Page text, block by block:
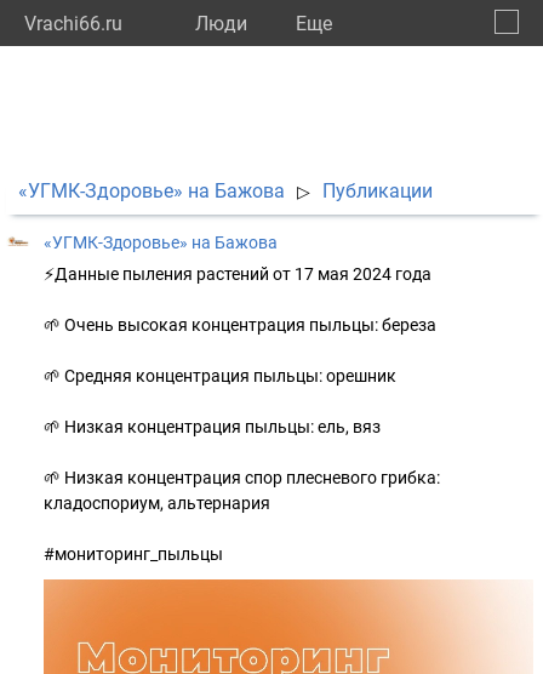
Vrachi66.ru Люди Eще
«УГМК-Здоровье» на Бажова ▷ Публикации
«УГМК-Здоровье» на Бажова
⚡️Данные пыления растений от 17 мая 2024 года
🌱 Очень высокая концентрация пыльцы: береза
🌱 Средняя концентрация пыльцы: орешник
🌱 Низкая концентрация пыльцы: ель, вяз
🌱 Низкая концентрация спор плесневого грибка:
кладоспориум, альтернария
#мониторинг_пыльцы